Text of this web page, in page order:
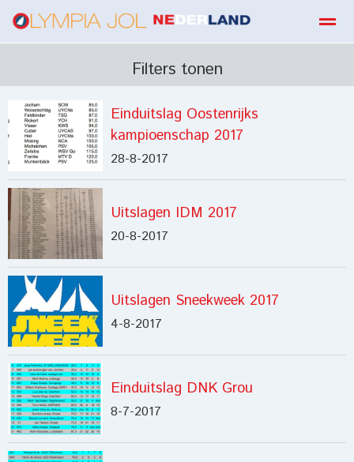
Home Zoeken E-mail
Filters tonen
Einduitslag Oostenrijks
kampioenschap 2017
28-8-2017
Uitslagen IDM 2017
20-8-2017
Uitslagen Sneekweek 2017
4-8-2017
Einduitslag DNK Grou
8-7-2017